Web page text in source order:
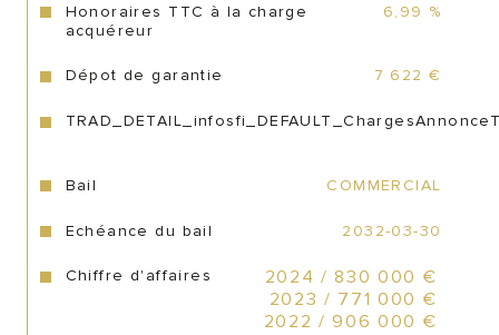
charmant,
occasion de développer votre propre
Honoraires, à charge acquéreur, de 7%
Honoraires TTC à la charge
acquéreur
6,99 %
Dépot de garantie 7 622 €
Bail COMMERCIAL
Echéance du bail 2032-03-30
Chiffre d'affaires
2024 / 830 000 €
2023 / 771 000 €
2022 / 906 000 €